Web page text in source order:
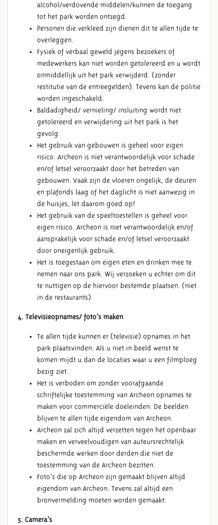
alcohol/verdovende middelen/kunnen de toegang
tot het park worden ontzegd.
Personen die verkleed zijn dienen dit te allen tijde te
overleggen.
Fysiek of verbaal geweld jegens bezoekers of
medewerkers kan niet worden getolereerd en u wordt
onmiddellijk uit het park verwijderd. (zonder
restitutie van de entreegelden). Tevens kan de politie
worden ingeschakeld.
Baldadigheid/ vernieling/ insluiting wordt niet
getolereerd en verwijdering uit het park is het
gevolg.
Het gebruik van gebouwen is geheel voor eigen
risico. Archeon is niet verantwoordelijk voor schade
en/of letsel veroorzaakt door het betreden van
gebouwen. Vaak zijn de vloeren ongelijk, de deuren
en plafonds laag of het daglicht is niet aanwezig in
de huisjes, let daarom goed op!
Het gebruik van de speeltoestellen is geheel voor
eigen risico. Archeon is niet verantwoordelijk en/of
aansprakelijk voor schade en/of letsel veroorzaakt
door oneigenlijk gebruik.
Het is toegestaan om eigen eten en drinken mee te
nemen naar ons park. Wij verzoeken u echter om dit
te nuttigen op de hiervoor bestemde plaatsen. (niet
in de restaurants)
4. Televisieopnames/ foto’s maken
Te allen tijde kunnen er (televisie) opnames in het
park plaatsvinden. Als u niet in beeld wenst te
komen mijdt u dan de locaties waar u een filmploeg
bezig ziet.
Het is verboden om zonder voorafgaande
schriftelijke toestemming van Archeon opnames te
maken voor commerciële doeleinden. De beelden
blijven te allen tijde eigendom van Archeon.
Archeon zal zich altijd verzetten tegen het openbaar
maken en verveelvoudigen van auteursrechtelijk
beschermde werken door derden die niet de
toestemming van de Archeon bezitten.
Foto’s die op Archeon zijn gemaakt blijven altijd
eigendom van Archeon. Tevens zal altijd een
bronvermelding moeten worden gemaakt.
5. Camera’s